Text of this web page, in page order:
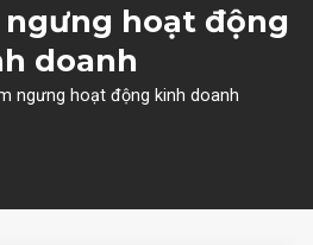
hoạt động
doanh
ngưng hoạt động kinh doanh